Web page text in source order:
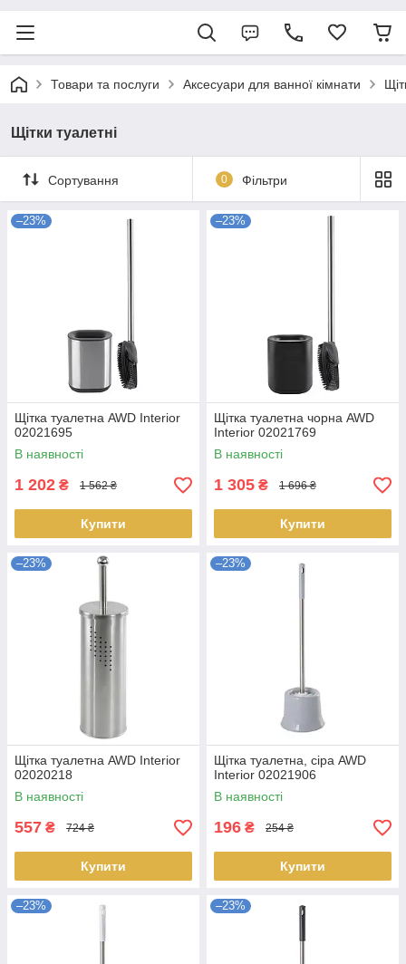
Товари та послуги Аксесуари для ванної кімнати
Щітки туалетні
Сортування 0 Фільтри
–23%
Щітка туалетна AWD Interior
02021695
В наявності
1 202 ₴ 1 562 ₴
Купити
–23%
Щітка туалетна чорна AWD
Interior 02021769
В наявності
1 305 ₴ 1 696 ₴
Купити
–23%
Щітка туалетна AWD Interior
02020218
В наявності
557 ₴ 724 ₴
Купити
–23%
Щітка туалетна, сіра AWD
Interior 02021906
В наявності
196 ₴ 254 ₴
Купити
–23% –23%